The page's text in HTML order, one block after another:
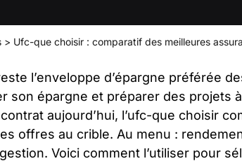
> Ufc-que choisir : comparatif des meilleures
l’enveloppe d’épargne préférée
son épargne et préparer des projets
aujourd’hui, l’ufc-que choisir
offres au crible. Au menu :
Voici comment l’utiliser pour